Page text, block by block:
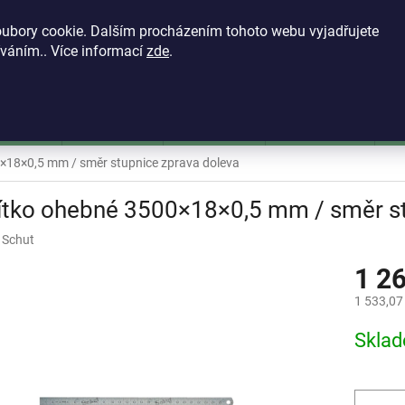
cookie. Dalším procházením tohoto webu vyjadřujete
Více informací zde.
mm / směr stupnice zprava doleva
ohebné 3500×18×0,5 mm / směr
Schut
1
1
cena: